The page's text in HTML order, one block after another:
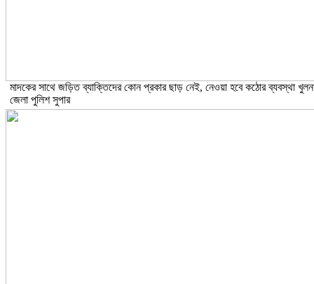
মাদকের সাথে জড়িত ব্যাক্তিদের কোন প্রকার ছাড় নেই, নেওয়া হবে কঠোর ব্যবস্থা
জেলা পুলিশ সুপার